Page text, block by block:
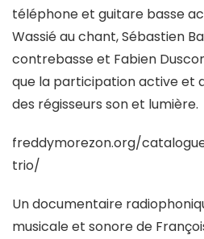
téléphone et guitare basse
Wassié au chant, Sébastien
contrebasse et Fabien
que la participation active et
des régisseurs son et lumière.
freddymorezon.org/
trio/
Un documentaire
musicale et sonore de François